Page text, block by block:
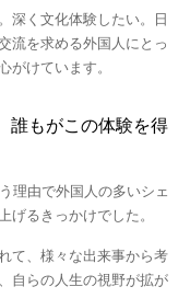
深く文化体験したい。日
流を求める外国人にとっ
がけています。
誰もがこの体験を得
理由で外国人の多いシェ
げるきっかけでした。
て、様々な出来事から考
自らの人生の視野が拡が